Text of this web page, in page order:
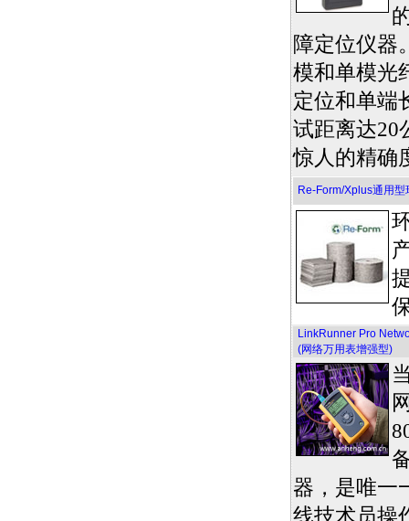
障定位仪器
模和单模光
定位和单端
试距离达20
惊人的精确
Re-Form/Xplus通用
LinkRunner Pro
(网络万用表增强型)
器，是唯一
线技术员操